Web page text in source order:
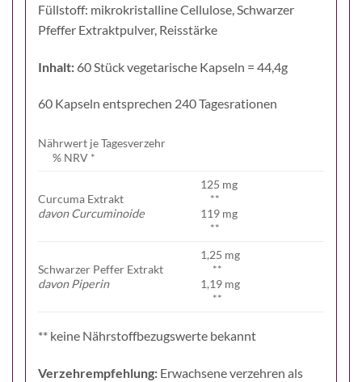
Füllstoff: mikrokristalline Cellulose, Schwarzer
Pfeffer Extraktpulver, Reisstärke
Inhalt: 60 Stück vegetarische Kapseln = 44,4g
60 Kapseln entsprechen 240 Tagesrationen
Nährwert je Tagesverzehr
% NRV *
Curcuma Extrakt
davon Curcuminoide
125 mg
**
119 mg
**
Schwarzer Peffer Extrakt
davon Piperin
1,25 mg
**
1,19 mg
**
** keine Nährstoffbezugswerte bekannt
Verzehrempfehlung: Erwachsene verzehren als